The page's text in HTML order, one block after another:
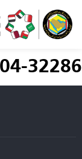
32286